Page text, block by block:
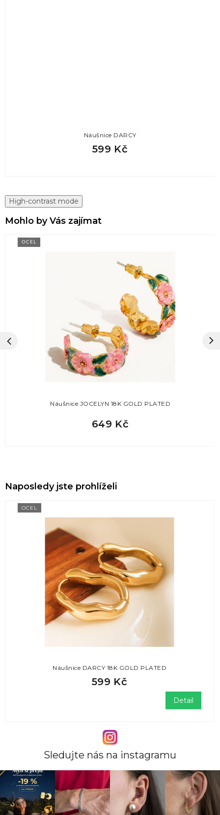
Náušnice DARCY
599 Kč
High-contrast mode
Mohlo by Vás zajímat
OCEL
Náušnice JOCELYN 18K GOLD PLATED
649 Kč
Naposledy jste prohlíželi
OCEL
Náušnice DARCY 18K GOLD PLATED
599 Kč
Detail
Sledujte nás na instagramu